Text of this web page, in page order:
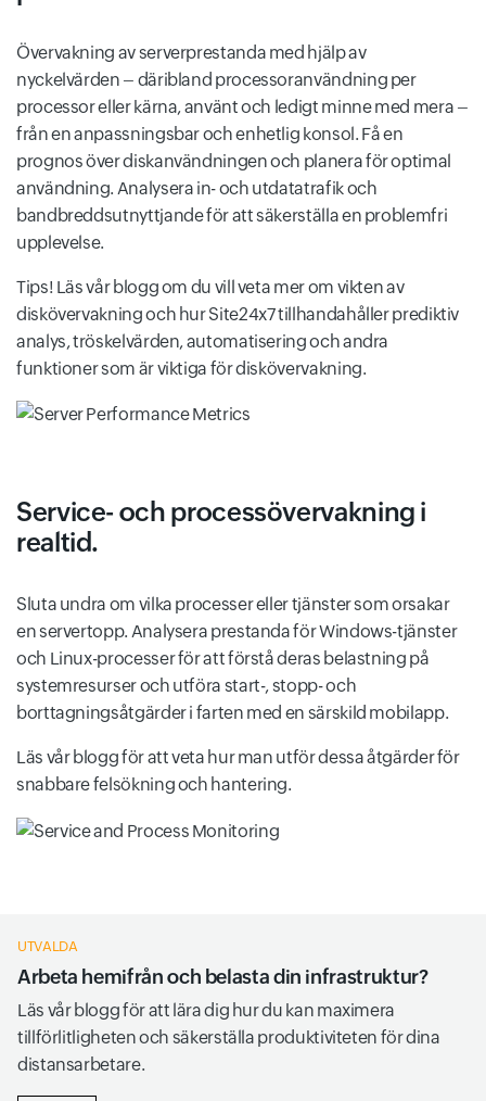
Övervakning av serverprestanda med hjälp av
nyckelvärden – däribland processoranvändning per
processor eller kärna, använt och ledigt minne med mera –
från en anpassningsbar och enhetlig konsol. Få en
prognos över diskanvändningen och planera för optimal
användning. Analysera in- och utdatatrafik och
bandbreddsutnyttjande för att säkerställa en problemfri
upplevelse.
Tips! Läs vår blogg om du vill veta mer om vikten av
diskövervakning och hur Site24x7 tillhandahåller prediktiv
analys, tröskelvärden, automatisering och andra
funktioner som är viktiga för diskövervakning.
Service- och processövervakning i
realtid.
Sluta undra om vilka processer eller tjänster som orsakar
en servertopp. Analysera prestanda för Windows-tjänster
och Linux-processer för att förstå deras belastning på
systemresurser och utföra start-, stopp- och
borttagningsåtgärder i farten med en särskild mobilapp.
Läs vår blogg för att veta hur man utför dessa åtgärder för
snabbare felsökning och hantering.
UTVALDA
Arbeta hemifrån och belasta din infrastruktur?
Läs vår blogg för att lära dig hur du kan maximera
tillförlitligheten och säkerställa produktiviteten för dina
distansarbetare.